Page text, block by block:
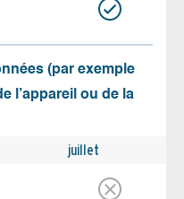
(par exemple
l’appareil ou de la
juillet